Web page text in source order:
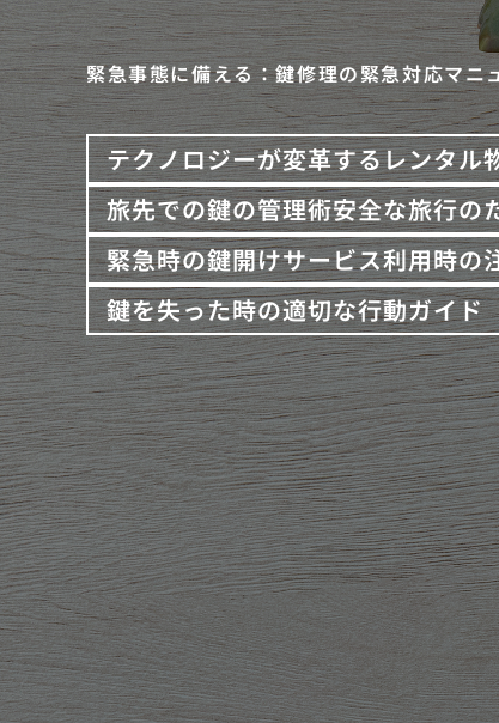
緊急事態に備える：鍵修理の緊急対応マニ
テクノロジーが変革するレンタル
旅先での鍵の管理術安全な旅行の
緊急時の鍵開けサービス利用時の
鍵を失った時の適切な行動ガイド